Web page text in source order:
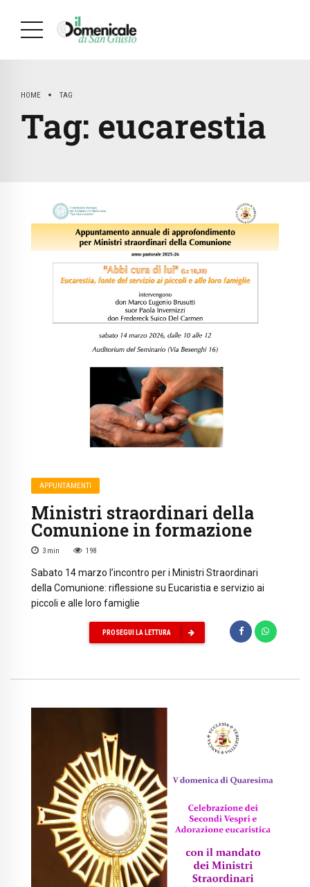
HOME TAG
Tag: eucarestia
APPUNTAMENTI
Ministri straordinari della
Comunione in formazione
3 min 198
Sabato 14 marzo l’incontro per i Ministri Straordinari
della Comunione: riflessione su Eucaristia e servizio ai
piccoli e alle loro famiglie
PROSEGUI LA LETTURA